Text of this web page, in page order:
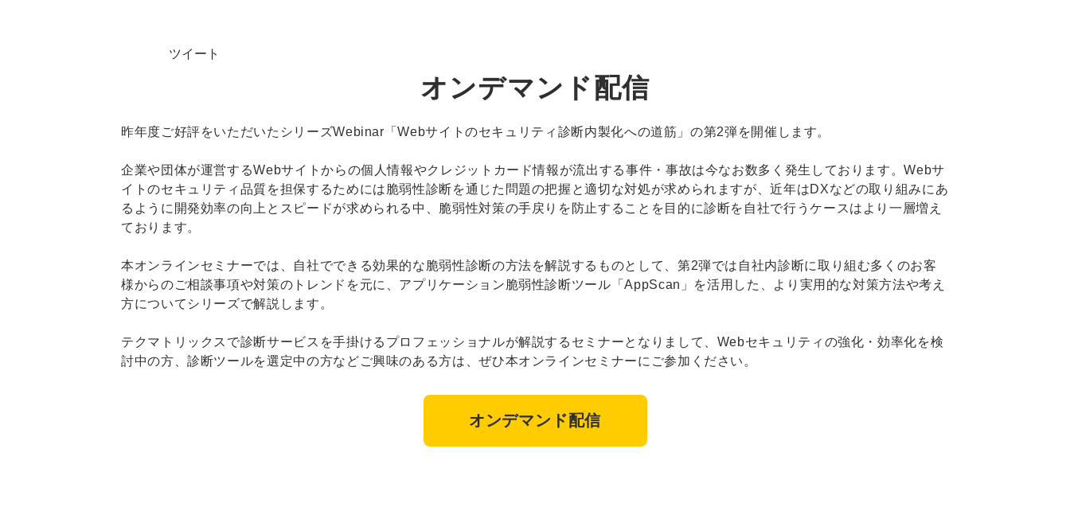
ツイート
オンデマンド配信
昨年度ご好評をいただいたシリーズWebinar「Webサイトのセキュリティ診断内製化への道筋」の第2弾を開催します。
企業や団体が運営するWebサイトからの個人情報やクレジットカード情報が流出する事件・事故は今なお数多く発生しております。Webサ
イトのセキュリティ品質を担保するためには脆弱性診断を通じた問題の把握と適切な対処が求められますが、近年はDXなどの取り組みにあ
るように開発効率の向上とスピードが求められる中、脆弱性対策の手戻りを防止することを目的に診断を自社で行うケースはより一層増え
ております。
本オンラインセミナーでは、自社でできる効果的な脆弱性診断の方法を解説するものとして、第2弾では自社内診断に取り組む多くのお客
様からのご相談事項や対策のトレンドを元に、アプリケーション脆弱性診断ツール「AppScan」を活用した、より実用的な対策方法や考え
方についてシリーズで解説します。
テクマトリックスで診断サービスを手掛けるプロフェッショナルが解説するセミナーとなりまして、Webセキュリティの強化・効率化を検
討中の方、診断ツールを選定中の方などご興味のある方は、ぜひ本オンラインセミナーにご参加ください。
オンデマンド配信